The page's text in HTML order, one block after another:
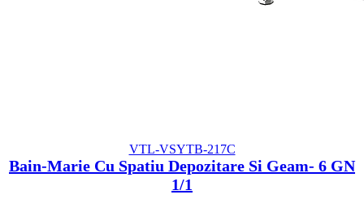
VTL-VSYTB-217C
Bain-Marie Cu Spatiu Depozitare Si Geam- 6 GN
1/1